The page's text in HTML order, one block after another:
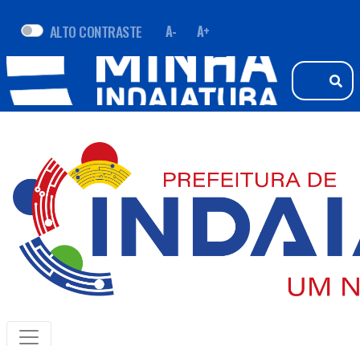
ALTO CONTRASTE A- A+